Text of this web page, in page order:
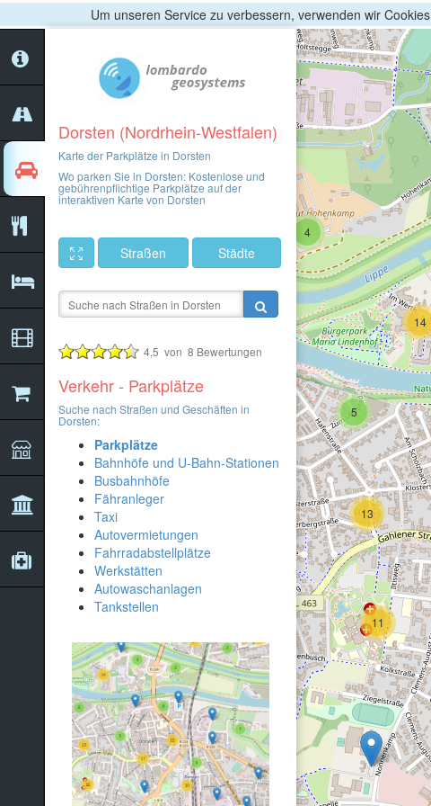
Um unseren Service zu verbessern, verwenden wir
13
11
5
4
14
Dorsten (Nordrhein-Westfalen)
Karte der Parkplätze in Dorsten
Wo parken Sie in Dorsten: Kostenlose und
gebührenpflichtige Parkplätze auf der
interaktiven Karte von Dorsten
Straßen Städte
4,5 von 8 Bewertungen
Verkehr - Parkplätze
Suche nach Straßen und Geschäften in
Dorsten:
Parkplätze
Bahnhöfe und U-Bahn-Stationen
Busbahnhöfe
Fähranleger
Taxi
Autovermietungen
Fahrradabstellplätze
Werkstätten
Autowaschanlagen
Tankstellen